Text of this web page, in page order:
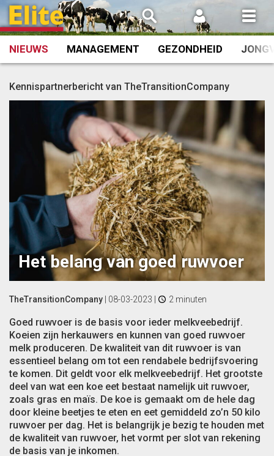
Spring
naar
inhoud
NIEUWS MANAGEMENT GEZONDHEID
Kennispartnerbericht van TheTransitionCompany
Het belang van goed ruwvoer
TheTransitionCompany 08-03-2023 2 minuten
Goed ruwvoer is de basis voor ieder melkveebedrijf.
Koeien zijn herkauwers en kunnen van goed ruwvoer
melk produceren. De kwaliteit van dit ruwvoer is van
essentieel belang om tot een rendabele bedrijfsvoering
te komen. Dit geldt voor elk melkveebedrijf. Het grootste
deel van wat een koe eet bestaat namelijk uit ruwvoer,
zoals gras en maïs. De koe is gemaakt om de hele dag
door kleine beetjes te eten en eet gemiddeld zo’n 50 kilo
ruwvoer per dag. Het is belangrijk je bezig te houden met
de kwaliteit van ruwvoer, het vormt per slot van rekening
de basis van je inkomen.